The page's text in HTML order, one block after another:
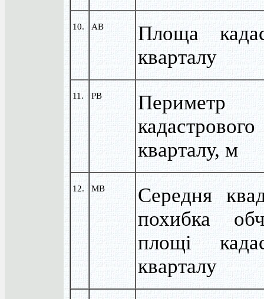
10. АВ
Площа
кварталу
11. PB
Периметр
кадастрового
кварталу, м
12. MB
Середня
похибка
площі
кварталу